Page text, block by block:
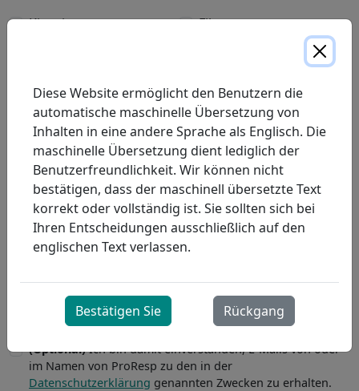
Kinnriemen
Filter
Reinigungsprodukte
Stromversorgung
Other…
Ich interessiere mich auch für:
Nachricht
Geben Sie Ihre Nachricht in das unten angegebene Feld ein
(Optional)Ich bin damit einverstanden, E-Mails von oder
im Namen von ProResp zu den in der
Datenschutzerklärung genannten Zwecken zu erhalten.
Diese Website ermöglicht den Benutzern die
automatische maschinelle Übersetzung von
Inhalten in eine andere Sprache als Englisch. Die
maschinelle Übersetzung dient lediglich der
Benutzerfreundlichkeit. Wir können nicht
bestätigen, dass der maschinell übersetzte Text
korrekt oder vollständig ist. Sie sollten sich bei
Ihren Entscheidungen ausschließlich auf den
englischen Text verlassen.
Bestätigen Sie Rückgang